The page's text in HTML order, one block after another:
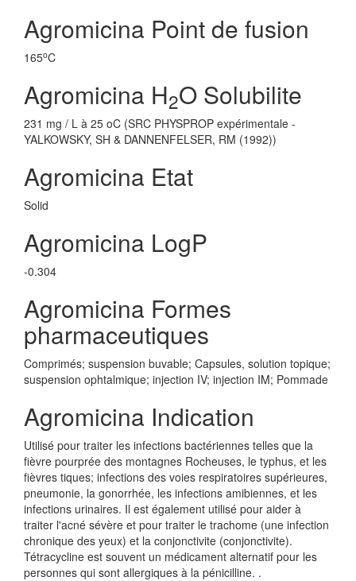
Agromicina Point de fusion
165oC
Agromicina H2O Solubilite
231 mg / L à 25 oC (SRC PHYSPROP expérimentale -
YALKOWSKY, SH & DANNENFELSER, RM (1992))
Agromicina Etat
Solid
Agromicina LogP
-0.304
Agromicina Formes
pharmaceutiques
Comprimés; suspension buvable; Capsules, solution topique;
suspension ophtalmique; injection IV; injection IM; Pommade
Agromicina Indication
Utilisé pour traiter les infections bactériennes telles que la
fièvre pourprée des montagnes Rocheuses, le typhus, et les
fièvres tiques; infections des voies respiratoires supérieures,
pneumonie, la gonorrhée, les infections amibiennes, et les
infections urinaires. Il est également utilisé pour aider à
traiter l'acné sévère et pour traiter le trachome (une infection
chronique des yeux) et la conjonctivite (conjonctivite).
Tétracycline est souvent un médicament alternatif pour les
personnes qui sont allergiques à la pénicilline. .